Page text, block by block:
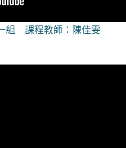
組 課程教師：陳佳雯